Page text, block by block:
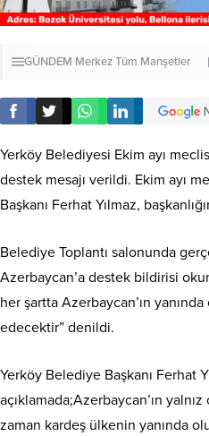
GÜNDEM MerkezTüm Manşetler
Yerköy Belediyesi Ekim ayı
destek mesajı verildi. Ekim ayı
Başkanı Ferhat Yılmaz,
Belediye Toplantı salonunda
Azerbaycan’a destek bildirisi
her şartta Azerbaycan’ın
edecektir” denildi.
Yerköy Belediye Başkanı Ferhat
açıklamada;Azerbaycan’ın
zaman kardeş ülkenin yanında